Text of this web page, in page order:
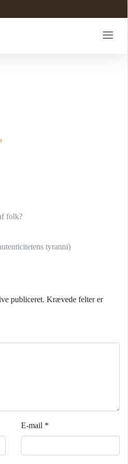
folk?
tyranni)
publiceret. Krævede felter er
E-mail *